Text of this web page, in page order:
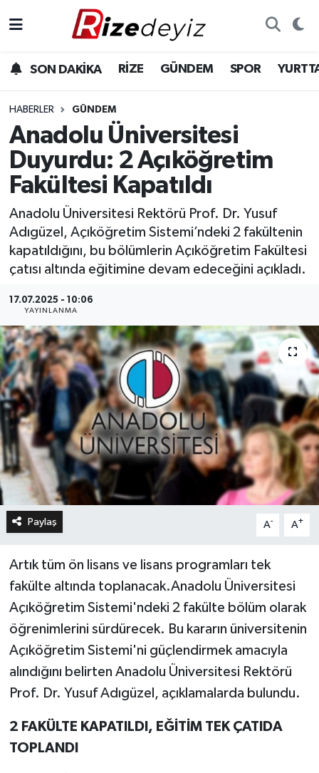
SON DAKİKA RİZE GÜNDEM SPOR
HABERLER GÜNDEM
Anadolu Üniversitesi
Duyurdu: 2 Açıköğretim
Fakültesi Kapatıldı
Anadolu Üniversitesi Rektörü Prof. Dr. Yusuf
Adıgüzel, Açıköğretim Sistemi’ndeki 2 fakültenin
kapatıldığını, bu bölümlerin Açıköğretim Fakültesi
çatısı altında eğitimine devam edeceğini açıkladı.
17.07.2025 - 10:06
YAYINLANMA
Paylaş A- A+
Artık tüm ön lisans ve lisans programları tek
fakülte altında toplanacak.Anadolu Üniversitesi
Açıköğretim Sistemi'ndeki 2 fakülte bölüm olarak
öğrenimlerini sürdürecek. Bu kararın üniversitenin
Açıköğretim Sistemi'ni güçlendirmek amacıyla
alındığını belirten Anadolu Üniversitesi Rektörü
Prof. Dr. Yusuf Adıgüzel, açıklamalarda bulundu.
2 FAKÜLTE KAPATILDI, EĞİTİM TEK ÇATIDA
TOPLANDI
Gündem
Yurttan Haberler
Ekonomi
Sağlık
Rize Hava Durumu
Rize Trafik Yoğunluk Haritası
Süper Lig Puan Durumu ve Fikstür
Son Dakika Haberleri
Haber Arşivi